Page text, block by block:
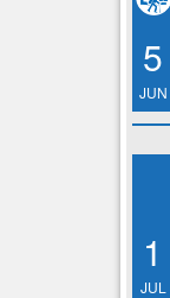
5
JUN
1
JUL